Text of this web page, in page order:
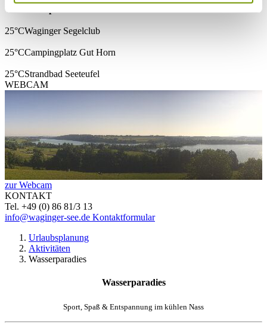
Wassertemperatur
25°CWaginger Segelclub
25°CCampingplatz Gut Horn
25°CStrandbad Seeteufel
WEBCAM
zur Webcam
KONTAKT
Tel. +49 (0) 86 81/3 13
info@waginger-see.de Kontaktformular
Urlaubsplanung
Aktivitäten
Wasserparadies
Wasserparadies
Sport, Spaß & Entspannung im kühlen Nass